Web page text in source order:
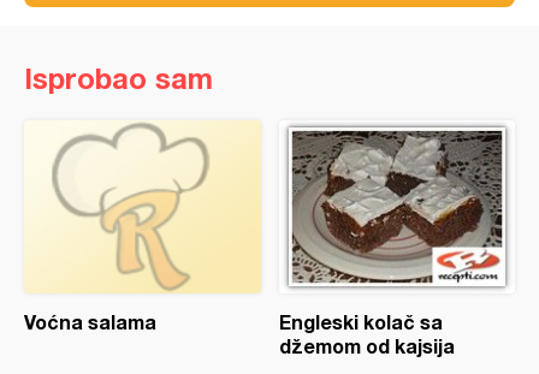
Isprobao sam
Voćna salama
Engleski kolač sa
džemom od kajsija